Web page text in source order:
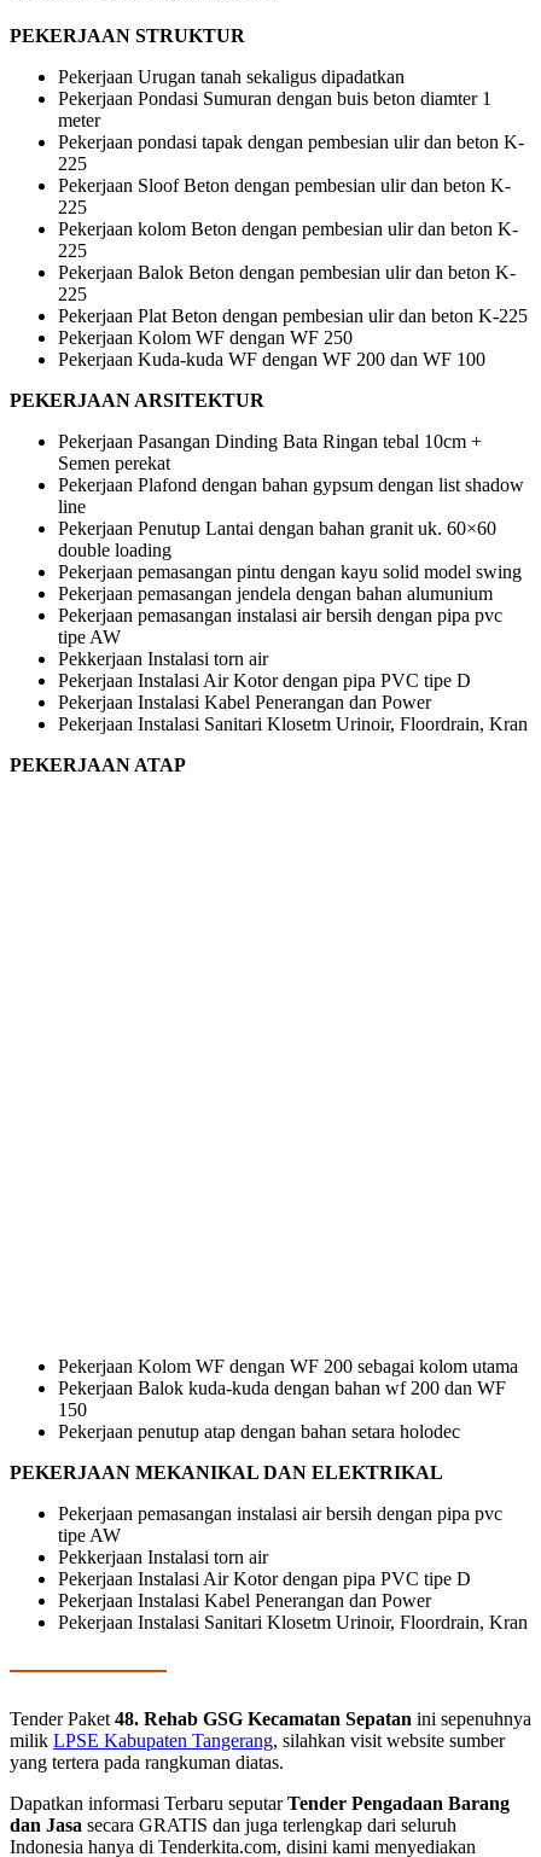
PEKERJAAN STRUKTUR
Pekerjaan Urugan tanah sekaligus dipadatkan
Pekerjaan Pondasi Sumuran dengan buis beton diamter 1
meter
Pekerjaan pondasi tapak dengan pembesian ulir dan beton K-
225
Pekerjaan Sloof Beton dengan pembesian ulir dan beton K-
225
Pekerjaan kolom Beton dengan pembesian ulir dan beton K-
225
Pekerjaan Balok Beton dengan pembesian ulir dan beton K-
225
Pekerjaan Plat Beton dengan pembesian ulir dan beton K-225
Pekerjaan Kolom WF dengan WF 250
Pekerjaan Kuda-kuda WF dengan WF 200 dan WF 100
PEKERJAAN ARSITEKTUR
Pekerjaan Pasangan Dinding Bata Ringan tebal 10cm +
Semen perekat
Pekerjaan Plafond dengan bahan gypsum dengan list shadow
line
Pekerjaan Penutup Lantai dengan bahan granit uk. 60×60
double loading
Pekerjaan pemasangan pintu dengan kayu solid model swing
Pekerjaan pemasangan jendela dengan bahan alumunium
Pekerjaan pemasangan instalasi air bersih dengan pipa pvc
tipe AW
Pekkerjaan Instalasi torn air
Pekerjaan Instalasi Air Kotor dengan pipa PVC tipe D
Pekerjaan Instalasi Kabel Penerangan dan Power
Pekerjaan Instalasi Sanitari Klosetm Urinoir, Floordrain, Kran
PEKERJAAN ATAP
Pekerjaan Kolom WF dengan WF 200 sebagai kolom utama
Pekerjaan Balok kuda-kuda dengan bahan wf 200 dan WF
150
Pekerjaan penutup atap dengan bahan setara holodec
PEKERJAAN MEKANIKAL DAN ELEKTRIKAL
Pekerjaan pemasangan instalasi air bersih dengan pipa pvc
tipe AW
Pekkerjaan Instalasi torn air
Pekerjaan Instalasi Air Kotor dengan pipa PVC tipe D
Pekerjaan Instalasi Kabel Penerangan dan Power
Pekerjaan Instalasi Sanitari Klosetm Urinoir, Floordrain, Kran
Tender Paket 48. Rehab GSG Kecamatan Sepatan ini sepenuhnya
milik LPSE Kabupaten Tangerang, silahkan visit website sumber
yang tertera pada rangkuman diatas.
Dapatkan informasi Terbaru seputarTender Pengadaan Barang
dan Jasa secara GRATIS dan juga terlengkap dari seluruh
Indonesia hanya di Tenderkita.com, disini kami menyediakan